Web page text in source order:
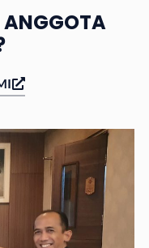
ANGGOTA